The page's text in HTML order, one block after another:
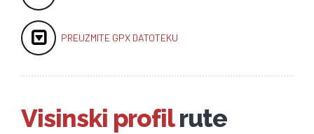
PREUZMITE GPX DATOTEKU
Visinski profilrute